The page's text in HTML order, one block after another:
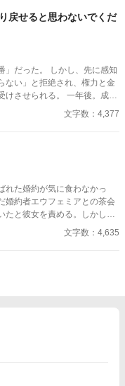
戻せると思わないでくだ
」だった。 しかし、先に感知
ない」と拒絶され、権力と金
けさせられる。 一年後。成長
は「解除しろ」と迫ってき
義務違反だ」と裁判に訴え
厳か――下された判決は？
文字数：4,377
れた婚約が気に食わなかっ
婚約者エウフェミアとの茶会
たと彼女を責める。しかし、
にも掲載。
文字数：4,635